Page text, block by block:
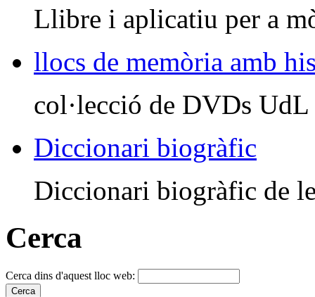
Llibre i aplicatiu per a
llocs de memòria amb
col·lecció de DVDs UdL
Diccionari biogràfic
Diccionari biogràfic de
Cerca
Cerca dins d'aquest lloc web: